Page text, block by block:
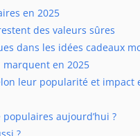
en 2025
des valeurs sûres
dans les idées cadeaux
marquent en 2025
leur popularité et impact
aujourd’hui ?